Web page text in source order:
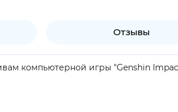
Отзывы
компьютерной игры "Genshin